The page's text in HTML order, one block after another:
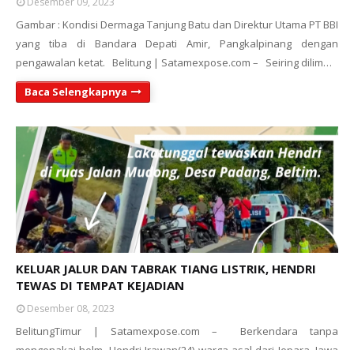
Gambar : Kondisi Dermaga Tanjung Batu dan Direktur Utama PT BBI
yang tiba di Bandara Depati Amir, Pangkalpinang dengan
pengawalan ketat. Belitung | Satamexpose.com – Seiring dilim…
Baca Selengkapnya
KELUAR JALUR DAN TABRAK TIANG LISTRIK, HENDRI
TEWAS DI TEMPAT KEJADIAN
Desember 08, 2023
BelitungTimur | Satamexpose.com – Berkendara tanpa